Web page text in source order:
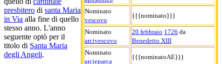
Nominato
vescovo
{{{nominato}}}
Nominato
arcivescovo
20 febbraio 1726 da
Benedetto XIII
Nominato
arcieparca
{{{nominatoAE}}}
presbitero di santa Maria
in Via alla fine di quello
stesso anno. L'anno
seguente optò per il
titolo di Santa Maria
degli Angeli.